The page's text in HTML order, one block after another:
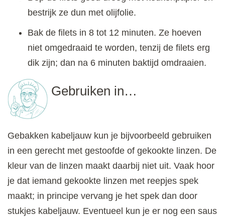
bestrijk ze dun met olijfolie.
Bak de filets in 8 tot 12 minuten. Ze hoeven
niet omgedraaid te worden, tenzij de filets erg
dik zijn; dan na 6 minuten baktijd omdraaien.
Gebruiken in…
Gebakken kabeljauw kun je bijvoorbeeld gebruiken
in een gerecht met gestoofde of gekookte linzen. De
kleur van de linzen maakt daarbij niet uit. Vaak hoor
je dat iemand gekookte linzen met reepjes spek
maakt; in principe vervang je het spek dan door
stukjes kabeljauw. Eventueel kun je er nog een saus